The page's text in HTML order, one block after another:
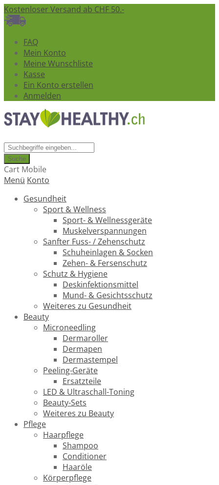
Kostenloser Versand ab CHF 50.-
FAQ
Mein Konto
Meine Wunschliste
Kasse
Ein Konto erstellen
Anmelden
Suche
Cart Mobile
Menü Konto
Gesundheit
Sport & Wellness
Sport- & Wellnessgeräte
Muskelverspannungen
Sanfter Fuss- / Zehenschutz
Schuheinlagen & Socken
Zehen- & Fersenschutz
Schutz & Hygiene
Deskinfektionsmittel
Mund- & Gesichtsschutz
Weiteres zu Gesundheit
Beauty
Microneedling
Dermaroller
Dermapen
Dermastempel
Peeling-Geräte
Ersatzteile
LED & Ultraschall-Toning
Beauty-Sets
Weiteres zu Beauty
Pflege
Haarpflege
Shampoo
Conditioner
Haaröle
Körperpflege